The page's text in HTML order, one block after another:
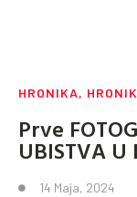
HRONIKA,
Prve
UBISTVA U
14 Maja, 2024